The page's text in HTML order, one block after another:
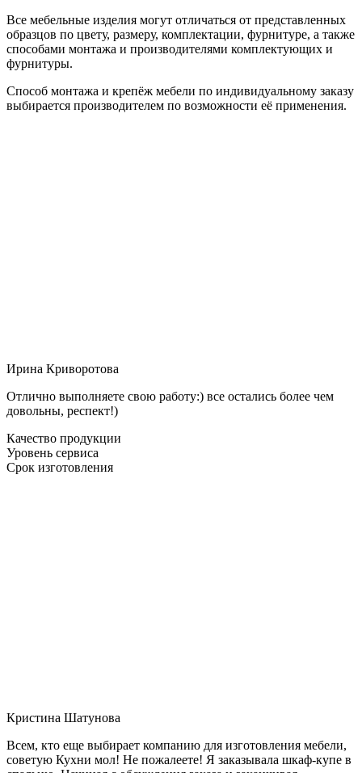
Все мебельные изделия могут отличаться от представленных
образцов по цвету, размеру, комплектации, фурнитуре, а также
способами монтажа и производителями комплектующих и
фурнитуры.
Способ монтажа и крепёж мебели по индивидуальному заказу
выбирается производителем по возможности её применения.
Ирина Криворотова
Отлично выполняете свою работу:) все остались более чем
довольны, респект!)
Качество продукции
Уровень сервиса
Срок изготовления
Кристина Шатунова
Всем, кто еще выбирает компанию для изготовления мебели,
советую Кухни мол! Не пожалеете! Я заказывала шкаф-купе в